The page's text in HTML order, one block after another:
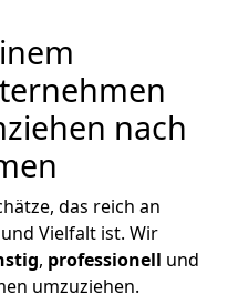
nach
das reich an
Vielfalt ist. Wir
, professionell und
umzuziehen.